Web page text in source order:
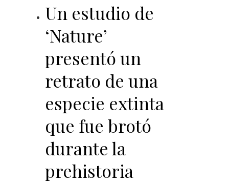
Un estudio de
‘Nature’
presentó un
retrato de una
especie extinta
que fue brotó
durante la
prehistoria